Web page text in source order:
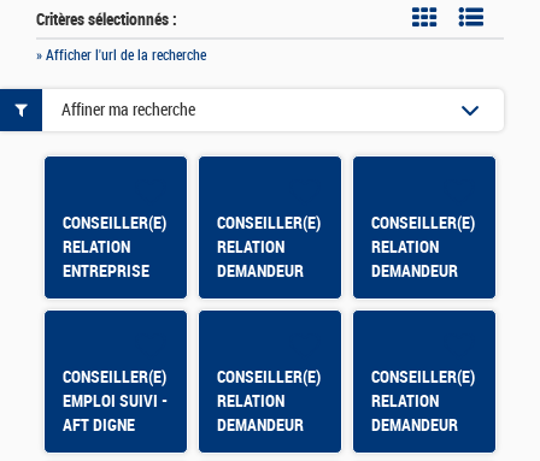
Critères sélectionnés :
» Afficher l'url de la recherche
CONSEILLER(E)
RELATION
ENTREPRISE
BRIANCON -
CONSEILLER(E)
RELATION
DEMANDEUR
D'EMPLOI
CONSEILLER(E)
RELATION
DEMANDEUR
D'EMPLOI
CONSEILLER(E)
EMPLOI SUIVI -
AFT DIGNE
CONSEILLER(E)
RELATION
DEMANDEUR
D'EMPLOI
CONSEILLER(E)
RELATION
DEMANDEUR
D'EMPLOI
Affiner ma recherche